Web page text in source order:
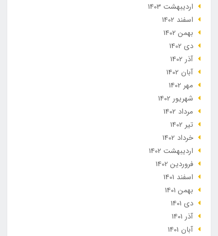
ارديبهشت 1403
اسفند 1402
بهمن 1402
دی 1402
آذر 1402
آبان 1402
مهر 1402
شهریور 1402
مرداد 1402
تير 1402
خرداد 1402
ارديبهشت 1402
فروردین 1402
اسفند 1401
بهمن 1401
دی 1401
آذر 1401
آبان 1401